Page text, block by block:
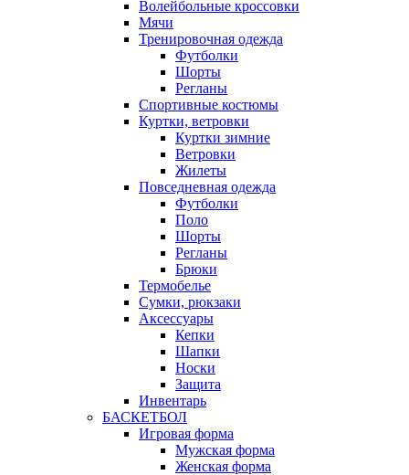
Волейбольные кроссовки
Мячи
Тренировочная одежда
Футболки
Шорты
Регланы
Спортивные костюмы
Куртки, ветровки
Куртки зимние
Ветровки
Жилеты
Повседневная одежда
Футболки
Поло
Шорты
Регланы
Брюки
Термобелье
Сумки, рюкзаки
Аксессуары
Кепки
Шапки
Носки
Защита
Инвентарь
БАСКЕТБОЛ
Игровая форма
Мужская форма
Женская форма